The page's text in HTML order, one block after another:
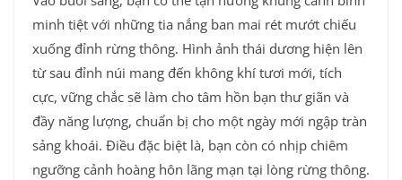
minh tiệt với những tia nắng ban mai rét mướt chiếu
xuống đỉnh rừng thông. Hình ảnh thái dương hiện lên
từ sau đỉnh núi mang đến không khí tươi mới, tích
cực, vững chắc sẽ làm cho tâm hồn bạn thư giãn và
đầy năng lượng, chuẩn bị cho một ngày mới ngập tràn
sảng khoái. Điều đặc biệt là, bạn còn có nhịp chiêm
ngưỡng cảnh hoàng hôn lãng mạn tại lòng rừng thông.